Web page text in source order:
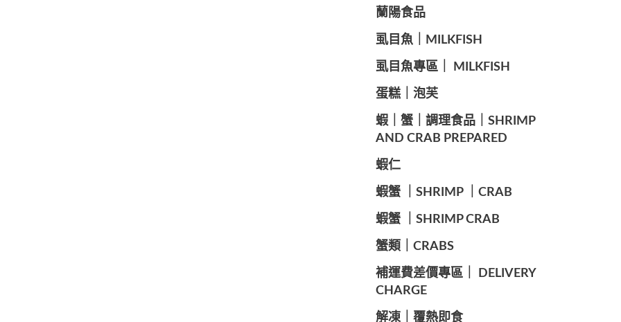
蘭陽食品
️虱目魚｜MILKFISH
️虱目魚專區｜ MILKFISH
️蛋糕｜泡芙
️蝦｜蟹｜調理食品｜SHRIMP
AND CRAB PREPARED
️蝦仁
️蝦蟹 ｜SHRIMP ｜CRAB
️蝦蟹 ｜SHRIMP CRAB
️蟹類｜CRABS
️補運費差價專區｜ DELIVERY
CHARGE
️解凍｜覆熱即食